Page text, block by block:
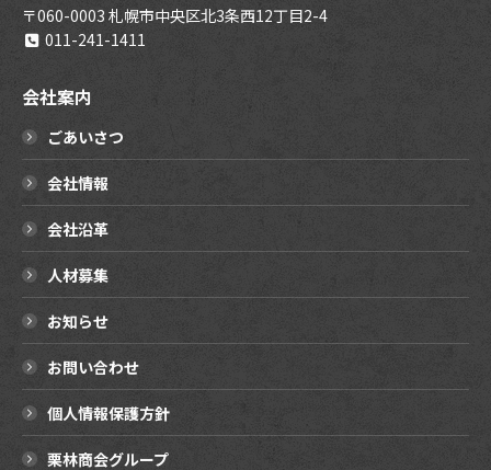
〒060-0003 札幌市中央区北3条西12丁目2-4
011-241-1411
会社案内
ごあいさつ
会社情報
会社沿革
人材募集
お知らせ
お問い合わせ
個人情報保護方針
栗林商会グループ